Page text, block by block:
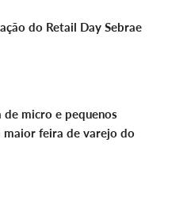
do Retail Day Sebrae
de micro e pequenos
maior feira de varejo do